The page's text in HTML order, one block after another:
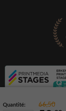
Quantité: 66,50